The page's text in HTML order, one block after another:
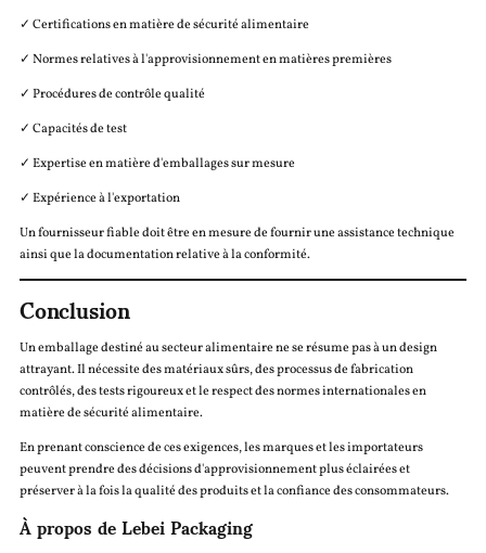
✓ Certifications en matière de sécurité alimentaire
✓ Normes relatives à l'approvisionnement en matières premières
✓ Procédures de contrôle qualité
✓ Capacités de test
✓ Expertise en matière d'emballages sur mesure
✓ Expérience à l'exportation
Un fournisseur fiable doit être en mesure de fournir une assistance technique
ainsi que la documentation relative à la conformité.
Conclusion
Un emballage destiné au secteur alimentaire ne se résume pas à un design
attrayant. Il nécessite des matériaux sûrs, des processus de fabrication
contrôlés, des tests rigoureux et le respect des normes internationales en
matière de sécurité alimentaire.
En prenant conscience de ces exigences, les marques et les importateurs
peuvent prendre des décisions d'approvisionnement plus éclairées et
préserver à la fois la qualité des produits et la confiance des consommateurs.
À propos de Lebei Packaging